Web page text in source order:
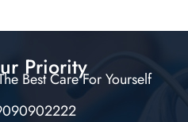
Priority
Best Care For Yourself